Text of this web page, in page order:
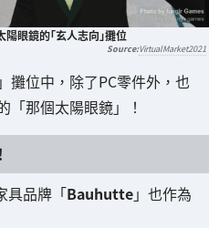
眼鏡的「玄人志向」攤位
VirtualMarket2021
攤位中，除了PC零件外，也
「那個太陽眼鏡」！
具品牌「Bauhutte」也作為